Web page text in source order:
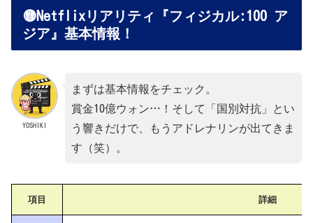
🟡Netflixリアリティ『フィジカル:100 ア
ジア』基本情報！
YOSHIKI
まずは基本情報をチェック。
賞金10億ウォン…！そして「国別対抗」とい
う響きだけで、もうアドレナリンが出てきま
す（笑）。
項目 詳細